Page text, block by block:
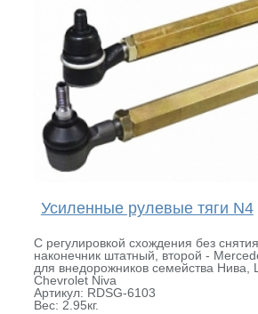
Усиленные рулевые тяги N4
С регулировкой схождения без
наконечник штатный, второй -
для внедорожников семейства Нива,
Chevrolet Niva
Артикул: RDSG-6103
Вес: 2.95кг.